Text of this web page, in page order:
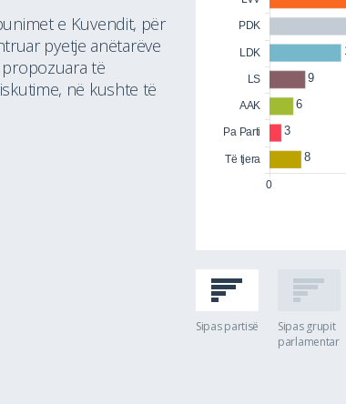
e Kuvendit, për
pyetje anëtarëve
të
në kushte të
Sipas partisë
Sipas grupit
parlamentar